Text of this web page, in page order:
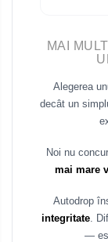
Rame adaptoare
Rame
Rame
Rame
MAI
Alegerea
decât un
Noi nu
mai mare
Autodrop
integritate.
—